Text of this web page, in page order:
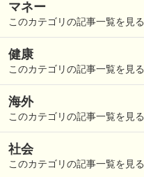
マネー
このカテゴリの記事一覧を見る
健康
このカテゴリの記事一覧を見る
海外
このカテゴリの記事一覧を見る
社会
このカテゴリの記事一覧を見る